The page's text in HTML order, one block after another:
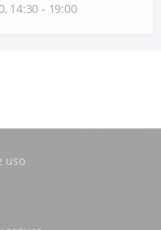
14:30 - 19:00
uso